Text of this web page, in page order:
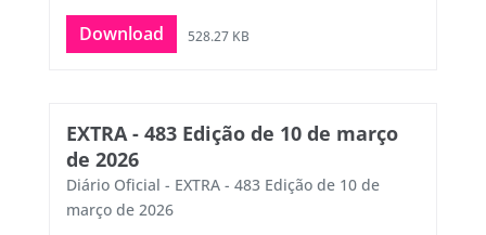
Download 528.27 KB
EXTRA - 483 Edição de 10 de março
de 2026
Diário Oficial - EXTRA - 483 Edição de 10 de
março de 2026